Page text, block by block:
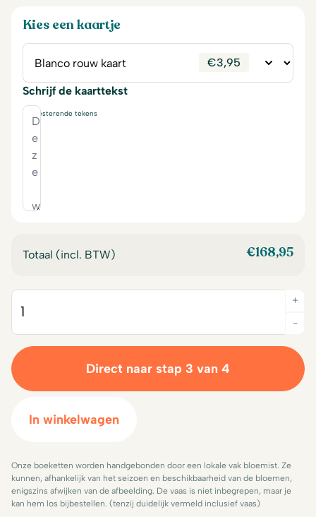
Kies een kaartje
€3,95
Schrijf de kaarttekst
resterende tekens
Totaal (incl. BTW) €168,95
-
+
Direct naar stap 3 van 4
In winkelwagen
Onze boeketten worden handgebonden door een lokale vak bloemist. Ze
kunnen, afhankelijk van het seizoen en beschikbaarheid van de bloemen,
enigszins afwijken van de afbeelding. De vaas is niet inbegrepen, maar je
kan hem los bijbestellen. (tenzij duidelijk vermeld inclusief vaas)